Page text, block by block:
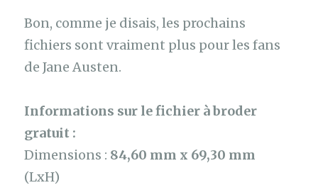
Bon, comme je disais, les prochains
fichiers sont vraiment plus pour les fans
de Jane Austen.
Informations sur le fichier à broder
gratuit :
Dimensions : 84,60 mm x 69,30 mm
(LxH)